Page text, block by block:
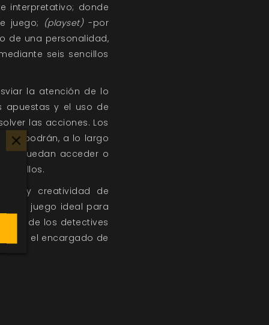
interpretativo; donde
juego;
(playset)-por
de una personalidad,
seis sencillos
la atención de lo
apuestas y el uso de
las acciones. Los
podrán, a lo largo
puedan acceder o
ellos.
y creatividad de
un juego ideal para
uno de los detectives
sea el encargado de